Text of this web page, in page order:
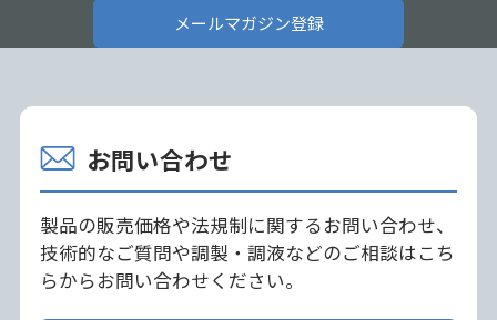
メールマガジン登録
お問い合わせ
製品の販売価格や法規制に関するお問い合わせ、
技術的なご質問や調製・調液などのご相談はこち
らからお問い合わせください。